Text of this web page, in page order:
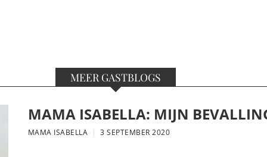
MEER GASTBLOGS
MAMA ISABELLA: MIJN
MAMA ISABELLA 3 SEPTEMBER 2020